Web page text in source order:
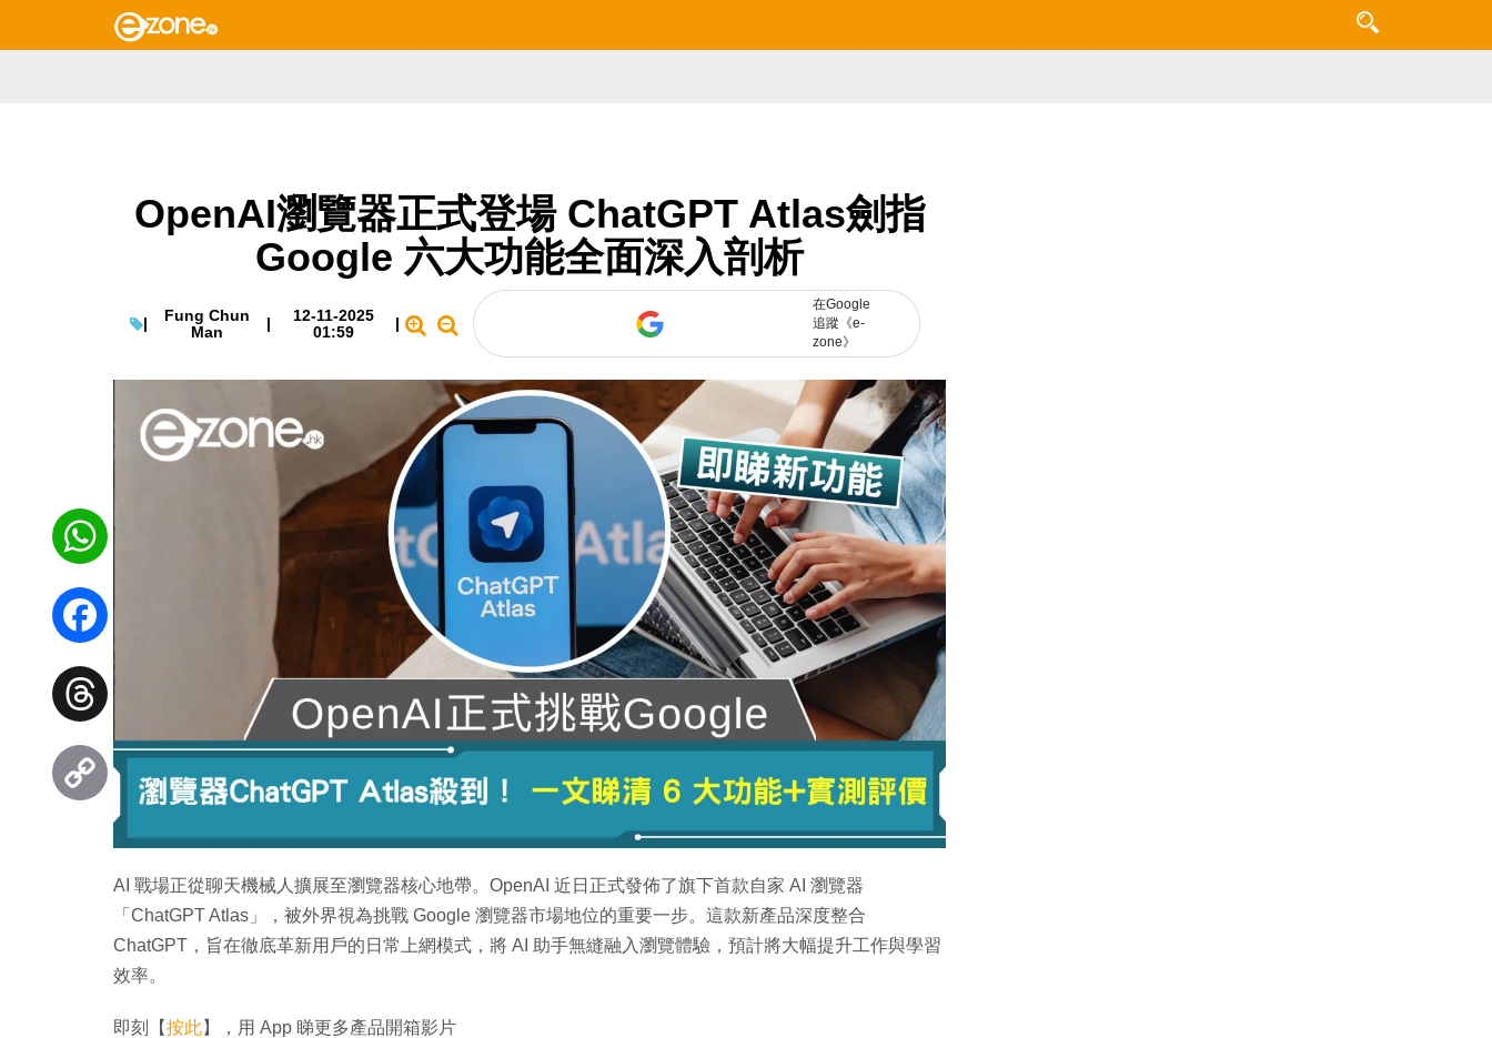
OpenAI瀏覽器正式登場 ChatGPT Atlas劍指
Google 六大功能全面深入剖析
|
Fung Chun
Man
|
12-11-2025
01:59
|
在Google
追蹤《e-
zone》
AI 戰場正從聊天機械人擴展至瀏覽器核心地帶。OpenAI 近日正式發佈了旗下首款自家 AI 瀏覽器
「ChatGPT Atlas」，被外界視為挑戰 Google 瀏覽器市場地位的重要一步。這款新產品深度整合
ChatGPT，旨在徹底革新用戶的日常上網模式，將 AI 助手無縫融入瀏覽體驗，預計將大幅提升工作與學習
效率。
即刻【按此】，用 App 睇更多產品開箱影片
WhatsApp
Facebook
Threads